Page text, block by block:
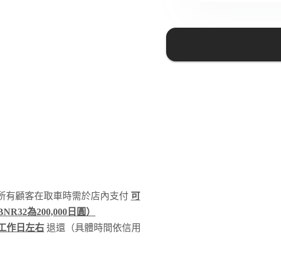
有顧客在取車時需於店內支付 可
為200,000日圓）
作日左右 退還（具體時間依信用